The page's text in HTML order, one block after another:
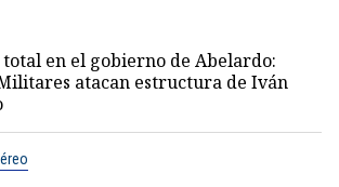
total en el gobierno de Abelardo:
atacan estructura de Iván